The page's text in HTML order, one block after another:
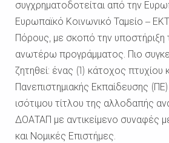
συγχρηματοδοτείται από την
Ευρωπαϊκό Κοινωνικό Ταμείο –
Πόρους, με σκοπό την υποστήριξη
ανωτέρω προγράμματος. Πιο
ζητηθεί: ένας (1) κάτοχος πτυχίου
Πανεπιστημιακής Εκπαίδευσης
ισότιμου τίτλου της αλλοδαπής
ΔΟΑΤΑΠ με αντικείμενο συναφές με
και Νομικές Επιστήμες.